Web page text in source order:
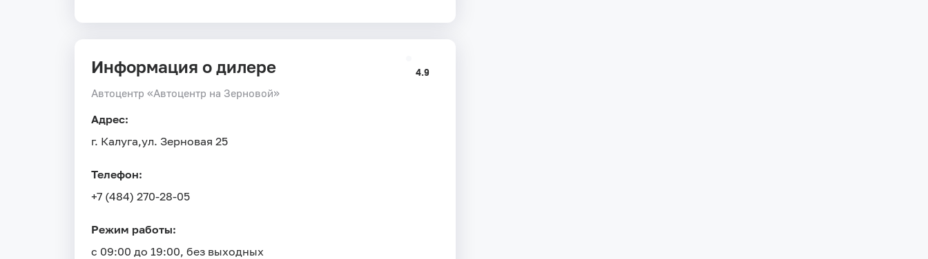
Информация о дилере
Автоцентр «Автоцентр на Зерновой»
4.9
Адрес:
г. Калуга,ул. Зерновая 25
Телефон:
+7 (484) 270-28-05
Режим работы:
с 09:00 до 19:00, без выходных